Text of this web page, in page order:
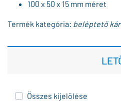
100 x 50 x 15 mm méret
Termék kategória: beléptető
Összes kijelölése